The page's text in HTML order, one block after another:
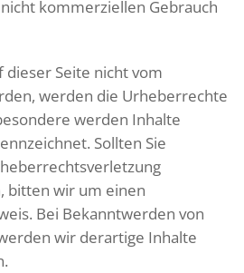
kommerziellen Gebrauch
dieser Seite nicht vom
werden die Urheberrechte
werden Inhalte
Sollten Sie
bitten wir um einen
Bei Bekanntwerden von
wir derartige Inhalte